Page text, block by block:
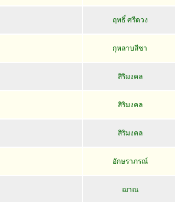
ฤทธิ์ ศรีดวง
กุหลาบสีชา
สิริมงคล
สิริมงคล
สิริมงคล
อักษราภรณ์
ฌาณ